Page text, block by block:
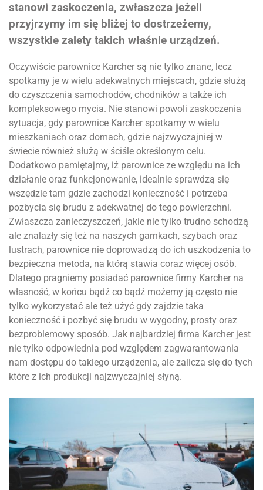
stanowi zaskoczenia, zwłaszcza jeżeli
przyjrzymy im się bliżej to dostrzeżemy,
wszystkie zalety takich właśnie urządzeń.
Oczywiście parownice Karcher są nie tylko znane, lecz
spotkamy je w wielu adekwatnych miejscach, gdzie służą
do czyszczenia samochodów, chodników a także ich
kompleksowego mycia. Nie stanowi powoli zaskoczenia
sytuacja, gdy parownice Karcher spotkamy w wielu
mieszkaniach oraz domach, gdzie najzwyczajniej w
świecie również służą w ściśle określonym celu.
Dodatkowo pamiętajmy, iż parownice ze względu na ich
działanie oraz funkcjonowanie, idealnie sprawdzą się
wszędzie tam gdzie zachodzi konieczność i potrzeba
pozbycia się brudu z adekwatnej do tego powierzchni.
Zwłaszcza zanieczyszczeń, jakie nie tylko trudno schodzą
ale znalazły się też na naszych garnkach, szybach oraz
lustrach, parownice nie doprowadzą do ich uszkodzenia to
bezpieczna metoda, na którą stawia coraz więcej osób.
Dlatego pragniemy posiadać parownice firmy Karcher na
własność, w końcu bądź co bądź możemy ją często nie
tylko wykorzystać ale też użyć gdy zajdzie taka
konieczność i pozbyć się brudu w wygodny, prosty oraz
bezproblemowy sposób. Jak najbardziej firma Karcher jest
nie tylko odpowiednia pod względem zagwarantowania
nam dostępu do takiego urządzenia, ale zalicza się do tych
które z ich produkcji najzwyczajniej słyną.